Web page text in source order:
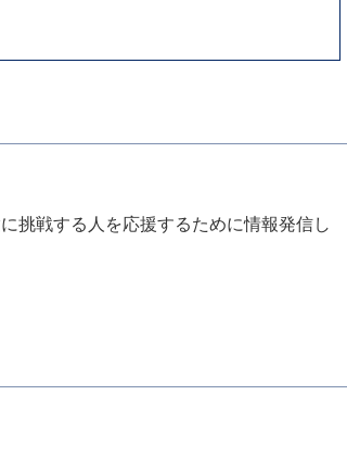
挑戦する人を応援するために情報発信し